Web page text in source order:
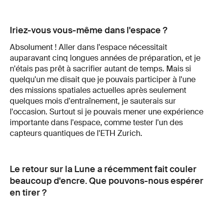
Iriez-vous vous-même dans l'espace ?
Absolument ! Aller dans l'espace nécessitait
auparavant cinq longues années de préparation, et je
n'étais pas prêt à sacrifier autant de temps. Mais si
quelqu'un me disait que je pouvais participer à l'une
des missions spatiales actuelles après seulement
quelques mois d'entraînement, je sauterais sur
l'occasion. Surtout si je pouvais mener une expérience
importante dans l'espace, comme tester l'un des
capteurs quantiques de l'ETH Zurich.
Le retour sur la Lune a récemment fait couler
beaucoup d'encre. Que pouvons-nous espérer
en tirer ?